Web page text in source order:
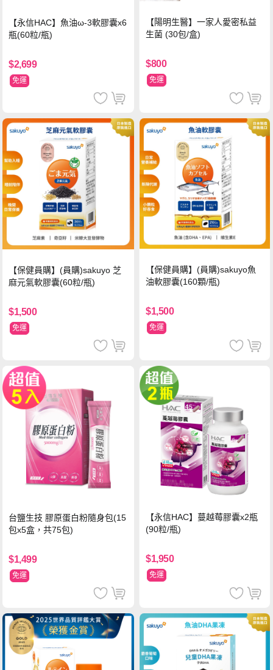
【永信HAC】魚油ω-3軟膠囊x6
瓶(60粒/瓶)
$2,699
免運
【陽明生醫】一家人愛密私益
生菌 (30包/盒)
$800
免運
【保健員購】(員購)sakuyo 芝
麻元氣軟膠囊(60粒/瓶)
$1,500
免運
【保健員購】(員購)sakuyo魚
油軟膠囊(160顆/瓶)
$1,500
免運
台鹽生技 膠原蛋白粉隨身包(15
包x5盒，共75包)
$1,499
免運
【永信HAC】蔓越莓膠囊x2瓶
(90粒/瓶)
$1,950
免運